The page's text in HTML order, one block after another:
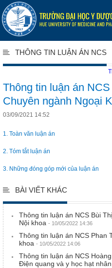
THÔNG TIN LUẬN ÁN NCS
Thông tin luận án
Chuyên ngành Ngoại
03/09/2021 14:52
1. Toàn văn luận án
2. Tóm tắt luận án
3. Những đóng góp mới của luận án
BÀI VIẾT KHÁC
Thông tin luận án NCS Bùi
Nội khoa - 10/05/2022 14:36
Thông tin luận án NCS Phan
khoa - 10/05/2022 14:06
Thông tin luận án NCS
Điện quang và y học hạt nhân